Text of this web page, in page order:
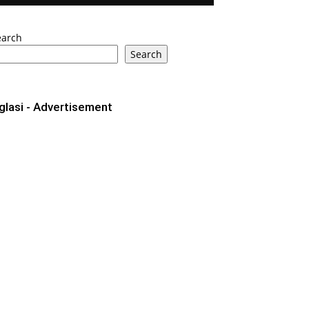
Search
- Advertisement